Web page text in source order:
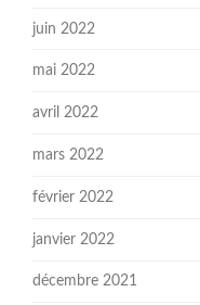
juin 2022
mai 2022
avril 2022
mars 2022
février 2022
janvier 2022
décembre 2021